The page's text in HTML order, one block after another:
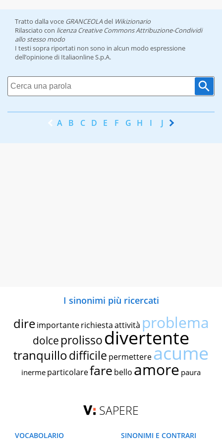
Tratto dalla voce GRANCEOLAdel Wikizionario
Rilasciato con licenza Creative Commons Attribuzione-Condividi
allo stesso modo
I testi sopra riportati non sono in alcun modo espressione
dell’opinione di Italiaonline S.p.A.
A B C D E F G H I J K
I sinonimi più ricercati
dire importante richiestaattività problema
dolce prolissodivertente
tranquillodifficile permettereacume
inerme particolarefare bello amore paura
SAPERE
VOCABOLARIO
SINONIMI E CONTRARI